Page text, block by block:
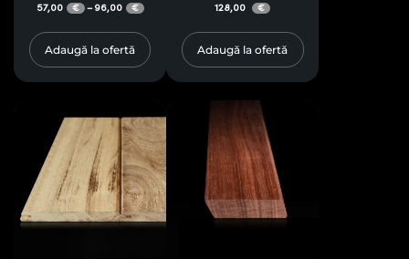
57,00 € – 96,00 €
Adaugă la ofertă
128,00 €
Adaugă la ofertă